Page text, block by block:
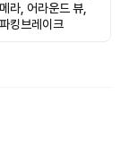
라, 어라운드 뷰,
킹브레이크